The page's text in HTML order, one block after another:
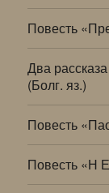
Повесть
Два
(Болг. яз.)
Повесть
Повесть «Н